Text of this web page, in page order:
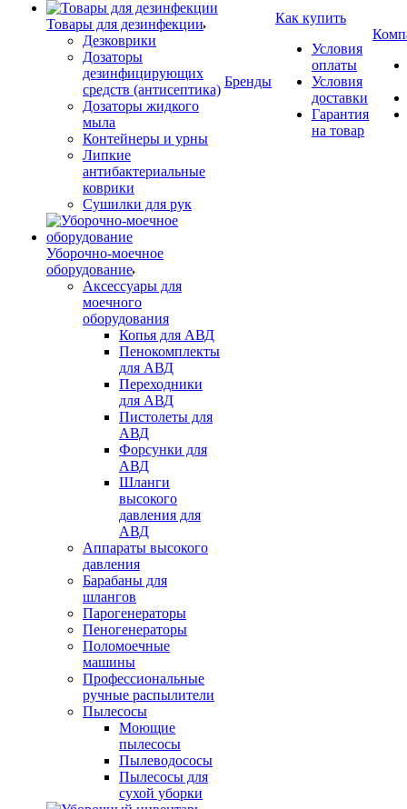
Товары для дезинфекции
Дезковрики
Дозаторы
дезинфицирующих
средств (антисептика)
Дозаторы жидкого
мыла
Контейнеры и урны
Липкие
антибактериальные
коврики
Сушилки для рук
Уборочно-моечное
оборудование
Аксессуары для
моечного
оборудования
Копья для АВД
Пенокомплекты
для АВД
Переходники
для АВД
Пистолеты для
АВД
Форсунки для
АВД
Шланги
высокого
давления для
АВД
Аппараты высокого
давления
Барабаны для
шлангов
Парогенераторы
Пеногенераторы
Поломоечные
машины
Профессиональные
ручные распылители
Пылесосы
Моющие
пылесосы
Пылеводососы
Пылесосы для
сухой уборки
Бренды
Как купить
Условия
оплаты
Условия
доставки
Гарантия
на товар